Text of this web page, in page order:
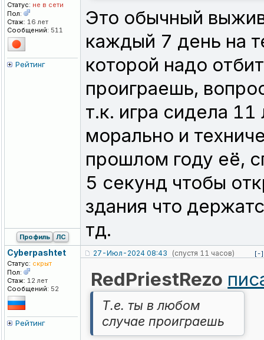
Статус: не в сети
Пол:
Стаж: 16 лет
Сообщений: 511
Рейтинг
Это обычный
каждый 7 день на
которой надо
проиграешь,
т.к. игра сидела
морально и
прошлом году её,
5 секунд чтобы
здания что
тд.
Профиль ЛС
Cyberpashtet
Статус: скрыт
Пол:
Стаж: 12 лет
Сообщений: 52
Рейтинг
27-Июл-2024 08:43 (спустя 11 часов) [-]
RedPriestRezo
Т.е. ты в любом
случае проиграешь